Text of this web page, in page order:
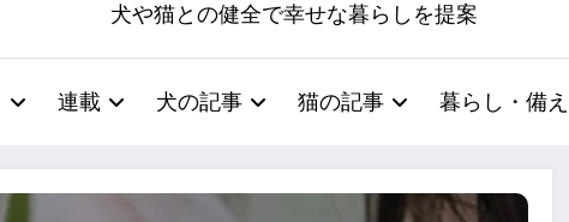
犬や猫との健全で幸せな暮らしを提案
連載 犬の記事 猫の記事 暮らし・備え